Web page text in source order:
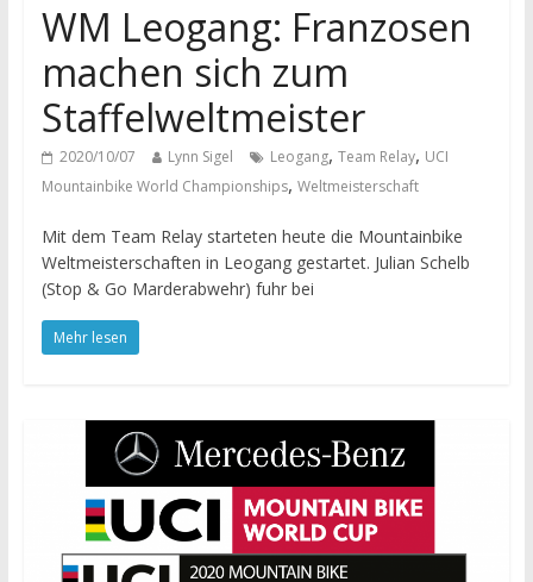
WM Leogang: Franzosen
machen sich zum
Staffelweltmeister
2020/10/07 Lynn Sigel Leogang, Team Relay, UCI
Mountainbike World Championships, Weltmeisterschaft
Mit dem Team Relay starteten heute die Mountainbike
Weltmeisterschaften in Leogang gestartet. Julian Schelb
(Stop & Go Marderabwehr) fuhr bei
Mehr lesen